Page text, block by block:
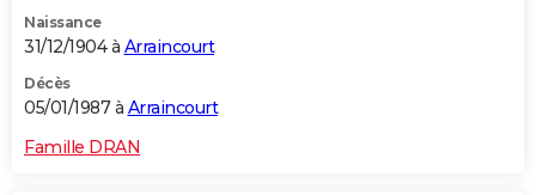
Naissance
31/12/1904 à Arraincourt
Décès
05/01/1987 à Arraincourt
Famille DRAN